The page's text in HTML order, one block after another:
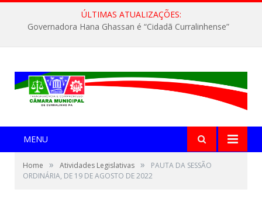
ÚLTIMAS ATUALIZAÇÕES:
Governadora Hana Ghassan é “Cidadã Curralinhense”
MENU
Home » Atividades Legislativas »
PAUTA DA SESSÃO
ORDINÁRIA, DE 19 DE AGOSTO DE 2022